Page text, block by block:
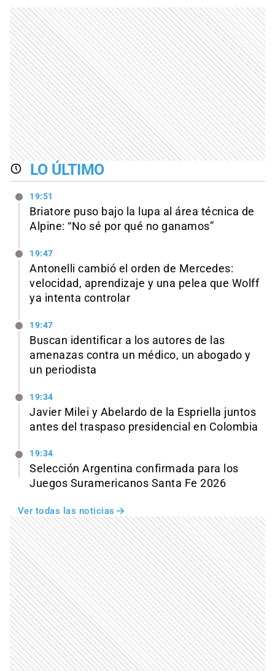
LO ÚLTIMO
19:51
Briatore puso bajo la lupa al área técnica de
Alpine: “No sé por qué no ganamos”
19:47
Antonelli cambió el orden de Mercedes:
velocidad, aprendizaje y una pelea que Wolff
ya intenta controlar
19:47
Buscan identificar a los autores de las
amenazas contra un médico, un abogado y
un periodista
19:34
Javier Milei y Abelardo de la Espriella juntos
antes del traspaso presidencial en Colombia
19:34
Selección Argentina confirmada para los
Juegos Suramericanos Santa Fe 2026
Ver todas las noticias